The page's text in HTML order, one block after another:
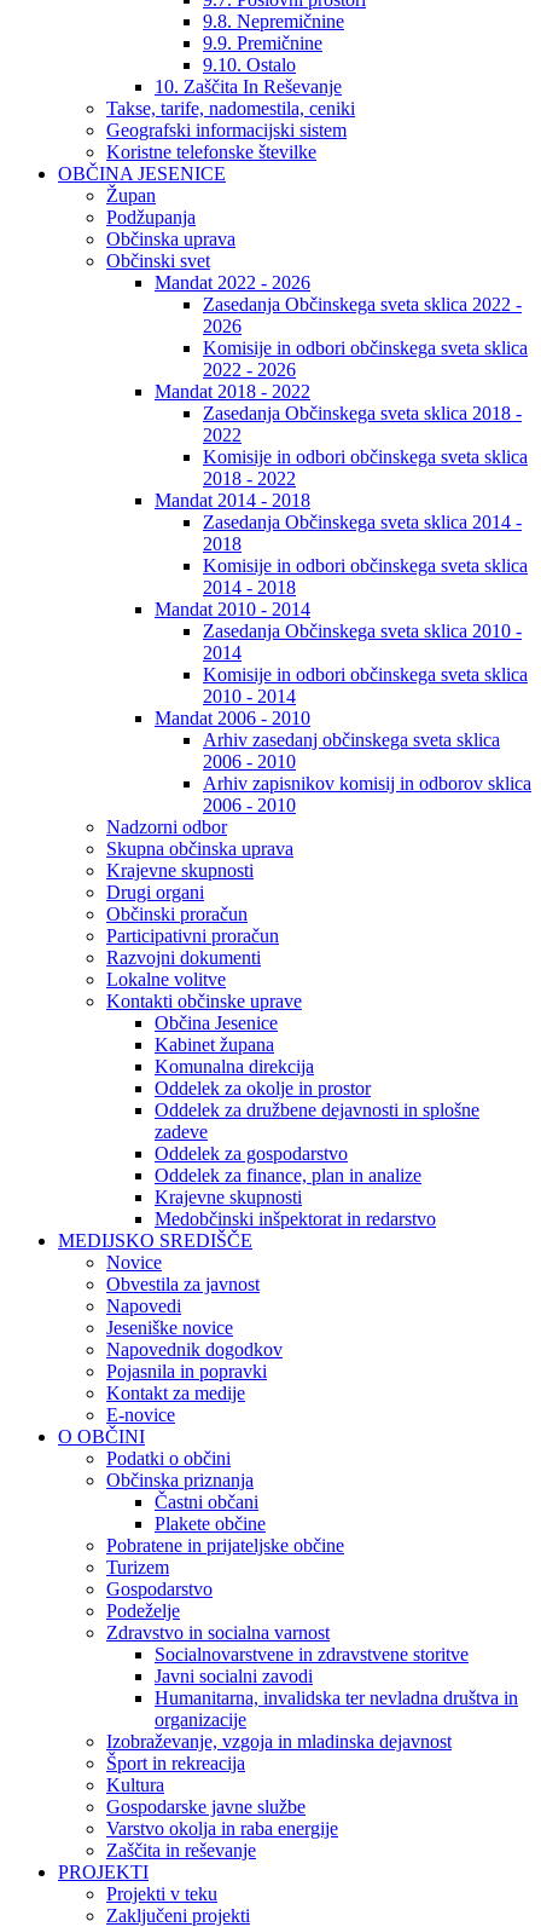
9.8. Nepremičnine
9.9. Premičnine
9.10. Ostalo
10. Zaščita In Reševanje
Takse, tarife, nadomestila, ceniki
Geografski informacijski sistem
Koristne telefonske številke
OBČINA JESENICE
Župan
Podžupanja
Občinska uprava
Občinski svet
Mandat 2022 - 2026
Zasedanja Občinskega sveta sklica 2022 -
2026
Komisije in odbori občinskega sveta sklica
2022 - 2026
Mandat 2018 - 2022
Zasedanja Občinskega sveta sklica 2018 -
2022
Komisije in odbori občinskega sveta sklica
2018 - 2022
Mandat 2014 - 2018
Zasedanja Občinskega sveta sklica 2014 -
2018
Komisije in odbori občinskega sveta sklica
2014 - 2018
Mandat 2010 - 2014
Zasedanja Občinskega sveta sklica 2010 -
2014
Komisije in odbori občinskega sveta sklica
2010 - 2014
Mandat 2006 - 2010
Arhiv zasedanj občinskega sveta sklica
2006 - 2010
Arhiv zapisnikov komisij in odborov sklica
2006 - 2010
Nadzorni odbor
Skupna občinska uprava
Krajevne skupnosti
Drugi organi
Občinski proračun
Participativni proračun
Razvojni dokumenti
Lokalne volitve
Kontakti občinske uprave
Občina Jesenice
Kabinet župana
Komunalna direkcija
Oddelek za okolje in prostor
Oddelek za družbene dejavnosti in splošne
zadeve
Oddelek za gospodarstvo
Oddelek za finance, plan in analize
Krajevne skupnosti
Medobčinski inšpektorat in redarstvo
MEDIJSKO SREDIŠČE
Novice
Obvestila za javnost
Napovedi
Jeseniške novice
Napovednik dogodkov
Pojasnila in popravki
Kontakt za medije
E-novice
O OBČINI
Podatki o občini
Občinska priznanja
Častni občani
Plakete občine
Pobratene in prijateljske občine
Turizem
Gospodarstvo
Podeželje
Zdravstvo in socialna varnost
Socialnovarstvene in zdravstvene storitve
Javni socialni zavodi
Humanitarna, invalidska ter nevladna društva in
organizacije
Izobraževanje, vzgoja in mladinska dejavnost
Šport in rekreacija
Kultura
Gospodarske javne službe
Varstvo okolja in raba energije
Zaščita in reševanje
PROJEKTI
Projekti v teku
Zaključeni projekti